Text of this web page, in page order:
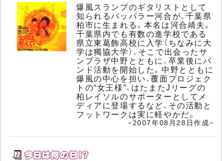
爆風スランプのギタリストとして
知られるパッパラー河合が、千葉県
柏市に生まれる。本名は河合靖夫。
千葉県内でも有数の進学校である
県立東葛飾高校に入学（ちなみに大
学は獨協大学）、そこで出会ったサ
ンプラザ中野とともに、卒業後にバ
ンド活動を開始した。中野とともに
爆風の中心を担い、覆面プロジェク
トの“女王様”、はたまたJリーグの
柏レイソルのサポーターとしてメ
ディアに登場するなど、その活動と
フットワークは実に軽やかだ。
−2007年08月28日作成−